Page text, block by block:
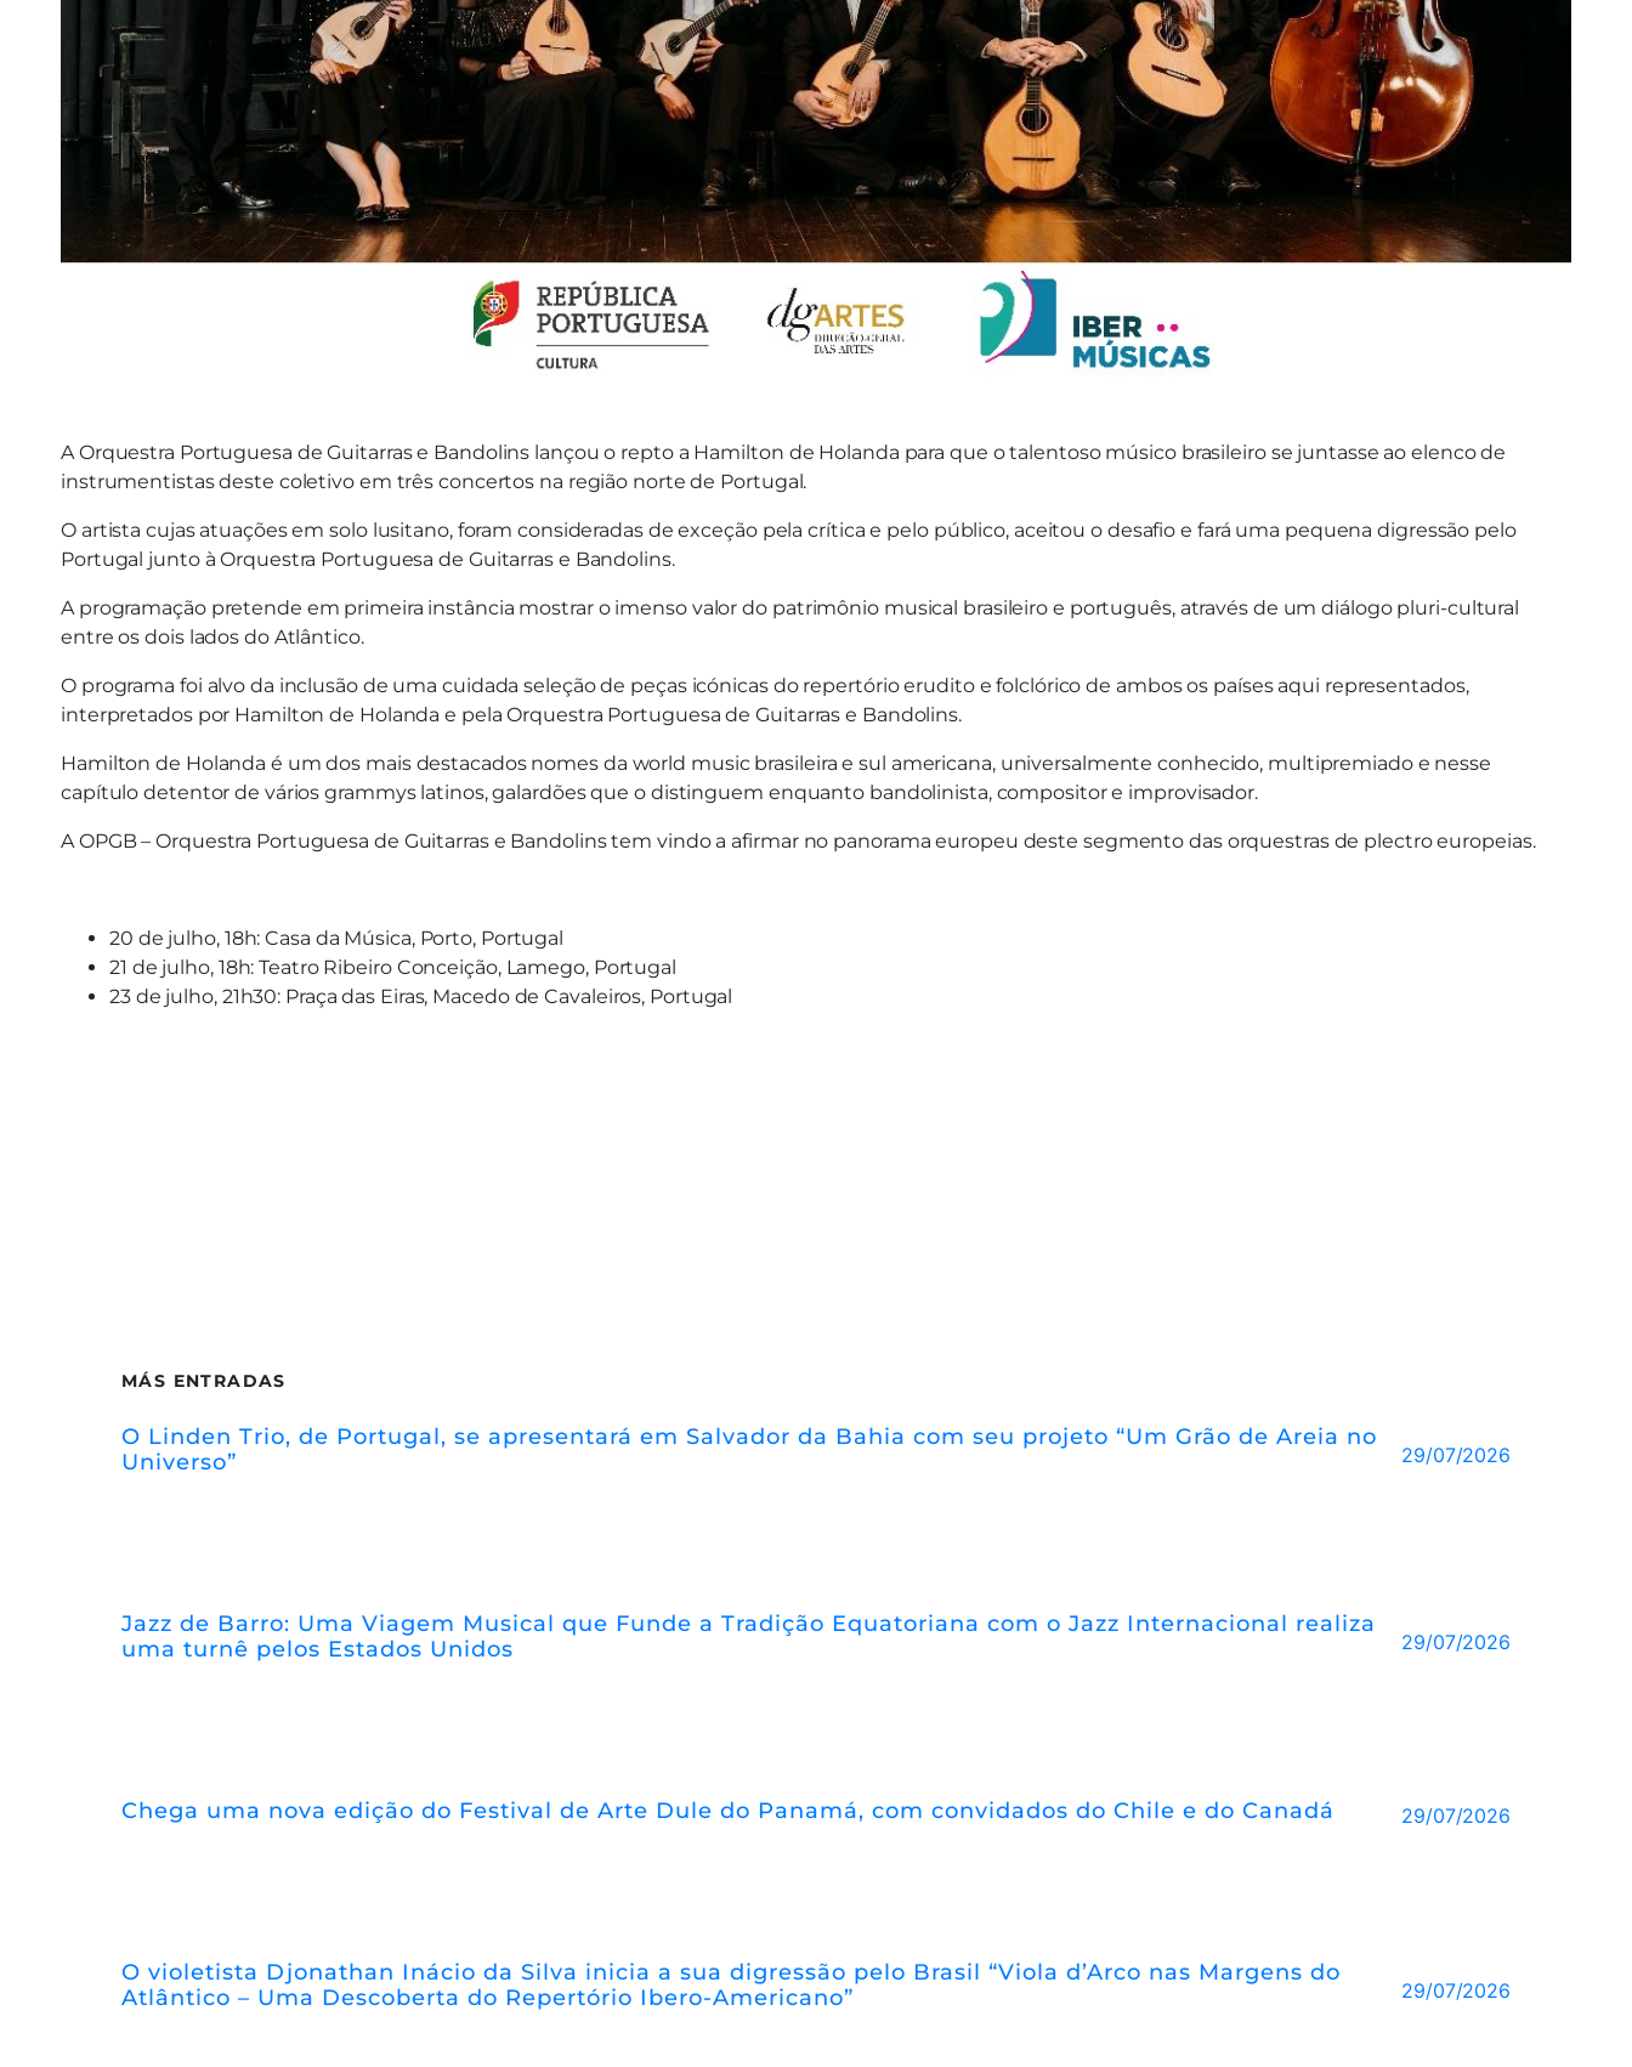
A Orquestra Portuguesa de Guitarras e Bandolins lançou o repto a Hamilton de Holanda para que o talentoso músico brasileiro se juntasse ao elenco de
instrumentistas deste coletivo em três concertos na região norte de Portugal.
O artista cujas atuações em solo lusitano, foram consideradas de exceção pela crítica e pelo público, aceitou o desafio e fará uma pequena digressão pelo
Portugal junto à Orquestra Portuguesa de Guitarras e Bandolins.
A programação pretende em primeira instância mostrar o imenso valor do patrimônio musical brasileiro e português, através de um diálogo pluri-cultural
entre os dois lados do Atlântico.
O programa foi alvo da inclusão de uma cuidada seleção de peças icónicas do repertório erudito e folclórico de ambos os países aqui representados,
interpretados por Hamilton de Holanda e pela Orquestra Portuguesa de Guitarras e Bandolins.
Hamilton de Holanda é um dos mais destacados nomes da world music brasileira e sul americana, universalmente conhecido, multipremiado e nesse
capítulo detentor de vários grammys latinos, galardões que o distinguem enquanto bandolinista, compositor e improvisador.
A OPGB – Orquestra Portuguesa de Guitarras e Bandolins tem vindo a afirmar no panorama europeu deste segmento das orquestras de plectro europeias.
20 de julho, 18h: Casa da Música, Porto, Portugal
21 de julho, 18h: Teatro Ribeiro Conceição, Lamego, Portugal
23 de julho, 21h30: Praça das Eiras, Macedo de Cavaleiros, Portugal
MÁS ENTRADAS
O Linden Trio, de Portugal, se apresentará em Salvador da Bahia com seu projeto “Um Grão de Areia no
Universo”
29/07/2026
Jazz de Barro: Uma Viagem Musical que Funde a Tradição Equatoriana com o Jazz Internacional realiza
uma turnê pelos Estados Unidos
29/07/2026
Chega uma nova edição do Festival de Arte Dule do Panamá, com convidados do Chile e do Canadá 29/07/2026
O violetista Djonathan Inácio da Silva inicia a sua digressão pelo Brasil “Viola d’Arco nas Margens do
Atlântico – Uma Descoberta do Repertório Ibero-Americano”
29/07/2026